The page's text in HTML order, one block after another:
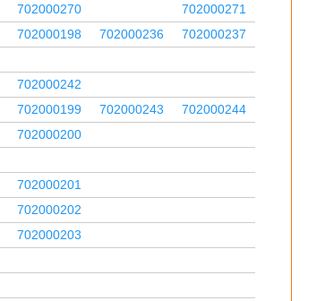
702000270
702000271
702000198 702000236
702000237
702000242
702000199 702000243
702000244
702000200
702000201
702000202
702000203